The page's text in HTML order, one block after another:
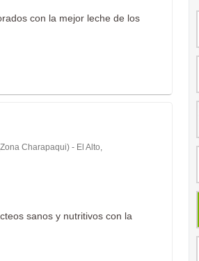
con la mejor leche de los
Charapaqui) - El Alto,
sanos y nutritivos con la